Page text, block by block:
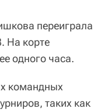
переиграла
На корте
одного часа.
командных
таких как